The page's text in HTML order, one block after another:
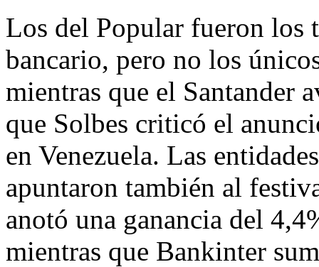
Los del Popular fueron los
bancario, pero no los
mientras que el Santander
que Solbes criticó el
en Venezuela. Las
apuntaron también al
anotó una ganancia del
mientras que Bankinter